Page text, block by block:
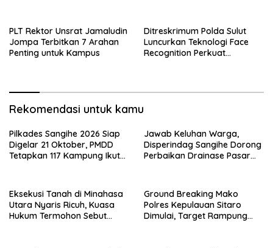
​PLT Rektor Unsrat Jamaludin
Jompa Terbitkan 7 Arahan
Penting untuk Kampus
Ditreskrimum Polda Sulut
Luncurkan Teknologi Face
Recognition Perkuat
Rekomendasi untuk kamu
Pilkades Sangihe 2026 Siap
Digelar 21 Oktober, PMDD
Tetapkan 117 Kampung Ikut
Jawab Keluhan Warga,
Disperindag Sangihe Dorong
Perbaikan Drainase Pasar
Eksekusi Tanah di Minahasa
Utara Nyaris Ricuh, Kuasa
Hukum Termohon Sebut
Ground Breaking Mako
Polres Kepulauan Sitaro
Dimulai, Target Rampung